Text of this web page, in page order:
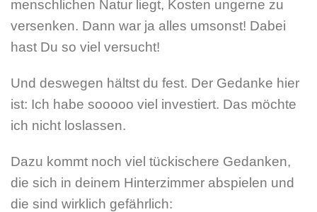
menschlichen Natur liegt, Kosten ungerne zu
versenken. Dann war ja alles umsonst! Dabei
hast Du so viel versucht!
Und deswegen hältst du fest. Der Gedanke hier
ist: Ich habe sooooo viel investiert. Das möchte
ich nicht loslassen.
Dazu kommt noch viel tückischere Gedanken,
die sich in deinem Hinterzimmer abspielen und
die sind wirklich gefährlich: